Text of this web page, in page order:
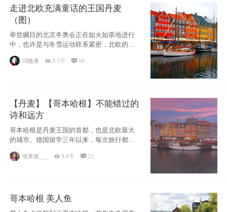
走进北欧充满童话的王国丹麦
（图）
举世瞩目的北京冬奥会正在如火如荼地进行
中，也许是与冬雪运动联系紧密，北欧的一
些国家因
冯赣勇 3.3千  10
【丹麦】【哥本哈根】不能错过的
诗和远方
哥本哈根是丹麦王国的首都，也是北欧最大
的城市。德国留学三年以来，每次旅行都是
张英俊___ 9.0千 22
哥本哈根 美人鱼